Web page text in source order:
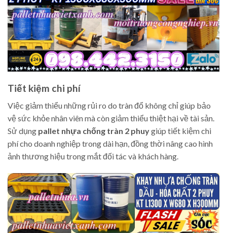
Tiết kiệm chi phí
Việc giảm thiểu những rủi ro do tràn đổ không chỉ giúp bảo
vệ sức khỏe nhân viên mà còn giảm thiểu thiệt hại về tài sản.
Sử dụng pallet nhựa chống tràn 2 phuygiúp tiết kiệm chi
phí cho doanh nghiệp trong dài hạn, đồng thời nâng cao hình
ảnh thương hiệu trong mắt đối tác và khách hàng.